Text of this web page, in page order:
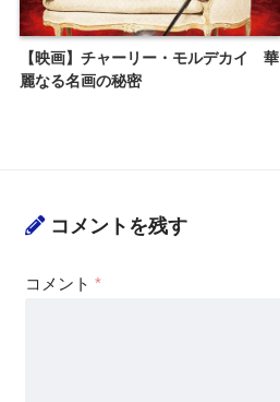
【映画】チャーリー・モルデカイ 華
麗なる名画の秘密
コメントを残す
コメント *